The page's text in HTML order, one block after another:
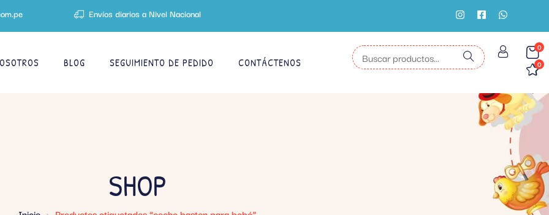
Envíos diarios a Nivel Nacional
BLOG SEGUIMIENTO DE PEDIDO CONTÁCTENOS
0
0
SHOP